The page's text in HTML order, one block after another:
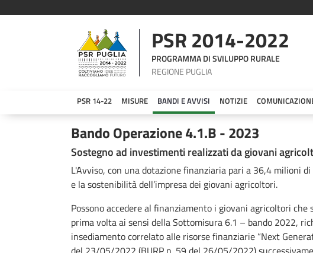
PSR 2014-2022
PROGRAMMA DI SVILUPPO RURALE
REGIONE PUGLIA
PSR 14-22 MISURE BANDI E AVVISI NOTIZIE
Bando Sottomisura 4.1.B - 2023
Bando Operazione 4.1.B - 2023
Sostegno ad investimenti realizzati da giovani
L'Avviso, con una dotazione finanziaria pari a 36,4 milioni
e la sostenibilità dell’impresa dei giovani agricoltori.
Possono accedere al finanziamento i giovani agricoltori
prima volta ai sensi della Sottomisura 6.1 – bando 2022,
insediamento correlato alle risorse finanziarie “Next